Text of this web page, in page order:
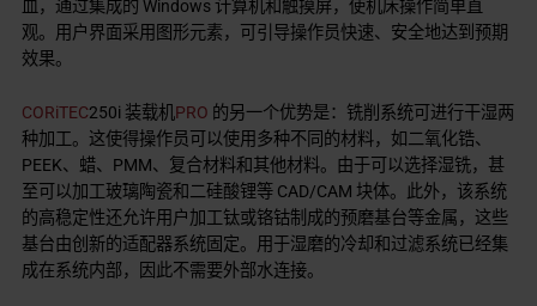
血，通过集成的 Windows 计算机和触摸屏，使机床操作简单直
观。用户界面采用图形元素，可引导操作员快速、安全地达到预期
效果。
CORiTEC250i 装载机PRO 的另一个优势是：铣削系统可进行干湿两
种加工。这使得操作员可以使用多种不同的材料，如二氧化锆、
PEEK、蜡、PMM、复合材料和其他材料。由于可以选择湿铣，甚
至可以加工玻璃陶瓷和二硅酸锂等 CAD/CAM 块体。此外，该系统
的高稳定性还允许用户加工钛或铬钴制成的预磨基台等金属，这些
基台由创新的适配器系统固定。用于湿磨的冷却和过滤系统已经集
成在系统内部，因此不需要外部水连接。